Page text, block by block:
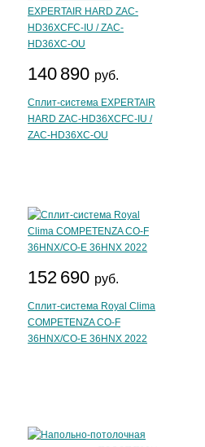
140 890 руб.
Сплит-система EXPERTAIR
HARD ZAC-HD36XCFC-IU /
ZAC-HD36XC-OU
152 690 руб.
Сплит-система Royal Clima
COMPETENZA CO-F
36HNX/CO-E 36HNX 2022